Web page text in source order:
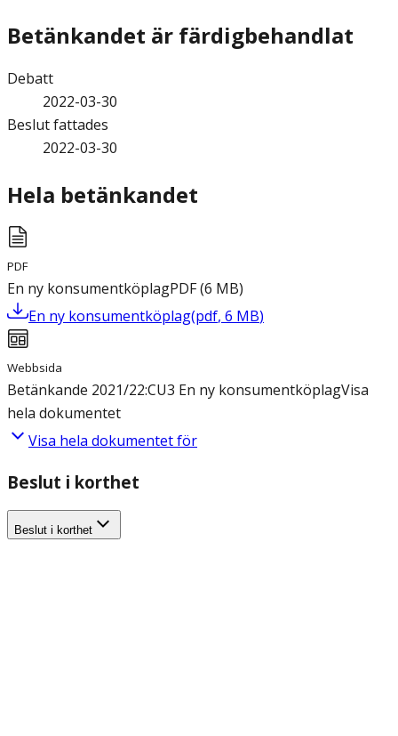
Betänkandet är färdigbehandlat
Debatt
2022-03-30
Beslut fattades
2022-03-30
Hela betänkandet
PDF
En ny konsumentköplagPDF(6 MB)
En ny konsumentköplag(pdf, 6 MB)
Webbsida
Betänkande 2021/22:CU3 En ny konsumentköplagVisa
hela dokumentet
Visa hela dokumentet för
Beslut i korthet
Beslut i korthet